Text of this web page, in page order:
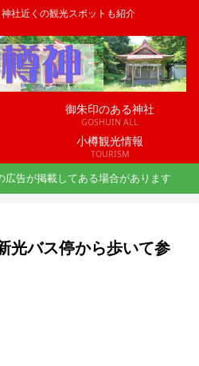
社近くの観光スポットも紹介
御朱印のある神社
GOSHUIN ALL
小樽観光情報
TOURISM
広告が掲載してある場合があります
光バス停から歩いて参